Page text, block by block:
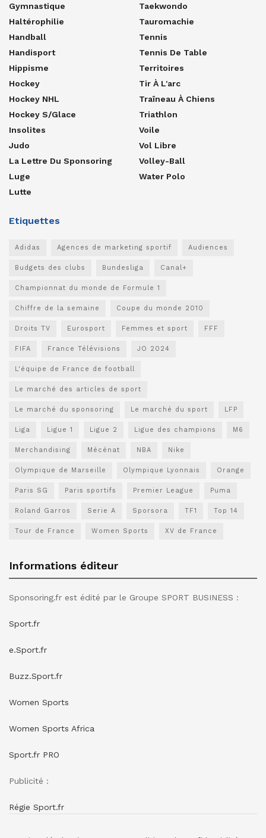
Gymnastique
Haltérophilie
Handball
Handisport
Hippisme
Hockey
Hockey NHL
Hockey S/glace
Insolites
Judo
La Lettre Du Sponsoring
Luge
Lutte
Taekwondo
Tauromachie
Tennis
Tennis De Table
Territoires
Tir À L'arc
Traîneau À Chiens
Triathlon
Voile
Vol Libre
Volley-Ball
Water Polo
Etiquettes
Adidas Agences de marketing sportif Audiences
Budgets des clubs Bundesliga Canal+
Championnat du monde de Formule 1
Chiffre de la semaine Coupe du monde 2010
Droits TV Eurosport Femmes et sport FFF
FIFA France Télévisions JO 2024
L'équipe de France de football
Le marché des articles de sport
Le marché du sponsoring Le marché du sport LFP
Liga Ligue 1 Ligue 2 Ligue des champions M6
Merchandising Mécénat NBA Nike
Olympique de Marseille Olympique Lyonnais Orange
Paris SG Paris sportifs Premier League Puma
Roland Garros Serie A Sporsora TF1 Top 14
Tour de France Women Sports XV de France
Informations éditeur
Sponsoring.fr est édité par le Groupe SPORT BUSINESS :
Sport.fr
e.Sport.fr
Buzz.Sport.fr
Women Sports
Women Sports Africa
Sport.fr PRO
Publicité :
Régie Sport.fr